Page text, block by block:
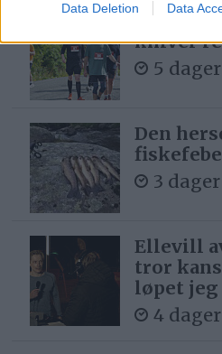
Data Deletion Data
– Det
kniver
5
Den
3
Ellevill
tror
løpet
4